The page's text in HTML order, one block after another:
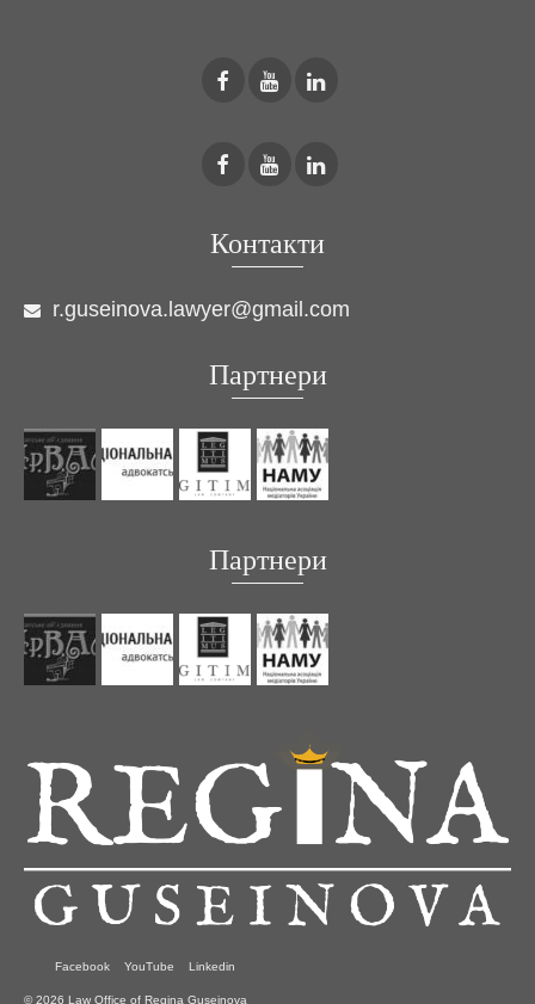
Контакти
r.guseinova.lawyer@gmail.com
Партнери
Партнери
Facebook YouTube Linkedin
© 2026 Law Office of Regina Guseinova